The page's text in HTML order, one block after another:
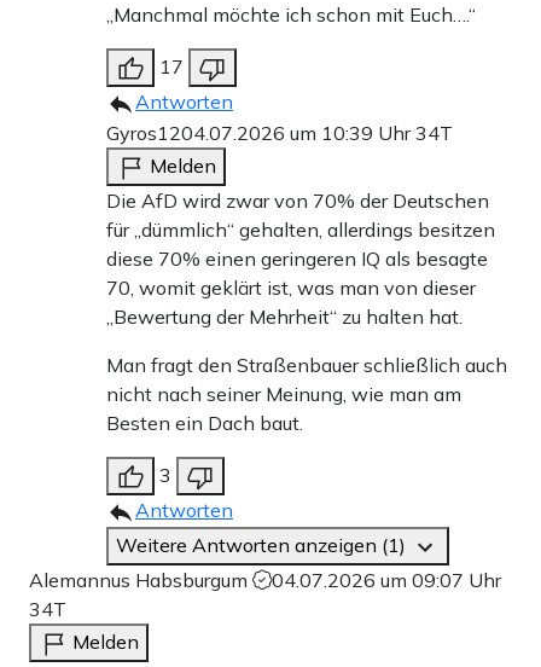
„Manchmal möchte ich schon mit Euch….“
17
Antworten
Gyros1204.07.2026 um 10:39 Uhr34T
Melden
Die AfD wird zwar von 70% der Deutschen
für „dümmlich“ gehalten, allerdings besitzen
diese 70% einen geringeren IQ als besagte
70, womit geklärt ist, was man von dieser
„Bewertung der Mehrheit“ zu halten hat.
Man fragt den Straßenbauer schließlich auch
nicht nach seiner Meinung, wie man am
Besten ein Dach baut.
3
Antworten
Weitere Antworten anzeigen (1)
Alemannus Habsburgum
04.07.2026 um 09:07 Uhr
34T
Melden